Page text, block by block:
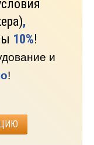
,
10%!
и
!